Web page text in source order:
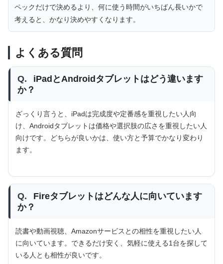
ペックだけで決めるより、何に使う時間がいちばん長いかで
考えると、かなり決めやすくなります。
よくある質問
Q.
iPadとAndroidタブレットはどう違います
か？
ざっくり言うと、iPadは完成度や定番感を重視したい人向
け、Androidタブレットは価格や選択肢の広さを重視したい人
向けです。どちらが良いかは、使い方と予算でかなり変わり
ます。
Q.
Fireタブレットはどんな人に向いています
か？
読書や動画視聴、Amazonサービスとの相性を重視したい人
に向いています。できるだけ安く、気軽に使える1台を探して
いる人とも相性が良いです。